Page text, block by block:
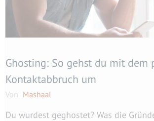
Ghosting: So gehst du mit dem
Kontaktabbruch um
Von Mashaal
Du wurdest geghostet? Was die